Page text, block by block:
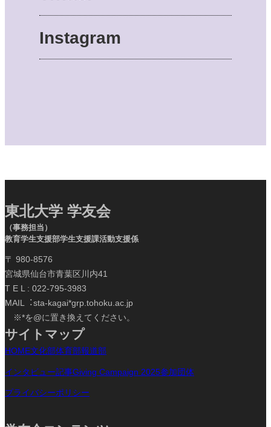
Instagram
東北大学 学友会
（事務担当）
教育学生支援部学生支援課活動支援係
〒 980-8576
宮城県仙台市青葉区川内41
T E L : 022-795-3983
MAIL︓sta-kagai*grp.tohoku.ac.jp
※*を@に置き換えてください。
サイトマップ
HOME文化部体育部報道部
インタビュー記事Giving Campaign 2025参加団体
プライバシーポリシー